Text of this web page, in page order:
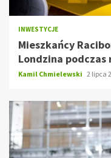
INWESTYCJE
Mieszkańcy
Londzina
Kamil Chmielewski 2 lipca